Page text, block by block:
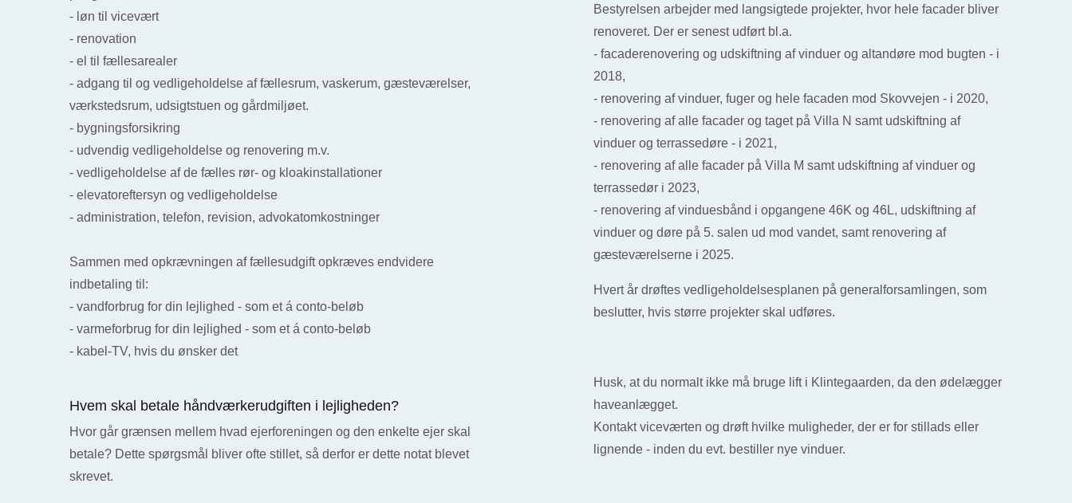
- løn til vicevært
- renovation
- el til fællesarealer
- adgang til og vedligeholdelse af fællesrum, vaskerum, gæsteværelser,
værkstedsrum, udsigtstuen og gårdmiljøet.
- bygningsforsikring
- udvendig vedligeholdelse og renovering m.v.
- vedligeholdelse af de fælles rør- og kloakinstallationer
- elevatoreftersyn og vedligeholdelse
- administration, telefon, revision, advokatomkostninger
Sammen med opkrævningen af fællesudgift opkræves endvidere
indbetaling til:
- vandforbrug for din lejlighed - som et á conto-beløb
- varmeforbrug for din lejlighed - som et á conto-beløb
- kabel-TV, hvis du ønsker det
Hvem skal betale håndværkerudgiften i lejligheden?
Hvor går grænsen mellem hvad ejerforeningen og den enkelte ejer skal
betale? Dette spørgsmål bliver ofte stillet, så derfor er dette notat blevet
skrevet.
Bestyrelsen arbejder med langsigtede projekter, hvor hele facader bliver
renoveret. Der er senest udført bl.a.
- facaderenovering og udskiftning af vinduer og altandøre mod bugten - i
2018,
- renovering af vinduer, fuger og hele facaden mod Skovvejen - i 2020,
- renovering af alle facader og taget på Villa N samt udskiftning af
vinduer og terrassedøre - i 2021,
- renovering af alle facader på Villa M samt udskiftning af vinduer og
terrassedør i 2023,
- renovering af vinduesbånd i opgangene 46K og 46L, udskiftning af
vinduer og døre på 5. salen ud mod vandet, samt renovering af
gæsteværelserne i 2025.
Hvert år drøftes vedligeholdelsesplanen på generalforsamlingen, som
beslutter, hvis større projekter skal udføres.
Husk, at du normalt ikke må bruge lift i Klintegaarden, da den ødelægger
haveanlægget.
Kontakt viceværten og drøft hvilke muligheder, der er for stillads eller
lignende - inden du evt. bestiller nye vinduer.